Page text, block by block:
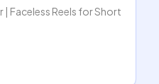
| Faceless Reels for Short